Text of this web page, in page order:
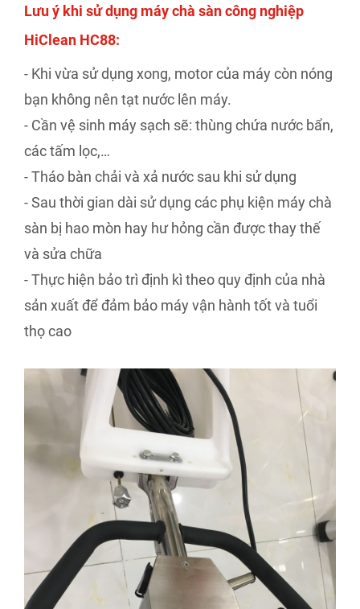
Lưu ý khi sử dụng máy chà sàn công nghiệp
HiClean HC88:
- Khi vừa sử dụng xong, motor của máy còn nóng
bạn không nên tạt nước lên máy.
- Cần vệ sinh máy sạch sẽ: thùng chứa nước bẩn,
các tấm lọc,…
- Tháo bàn chải và xả nước sau khi sử dụng
- Sau thời gian dài sử dụng các phụ kiện máy chà
sàn bị hao mòn hay hư hỏng cần được thay thế
và sửa chữa
- Thực hiện bảo trì định kì theo quy định của nhà
sản xuất để đảm bảo máy vận hành tốt và tuổi
thọ cao